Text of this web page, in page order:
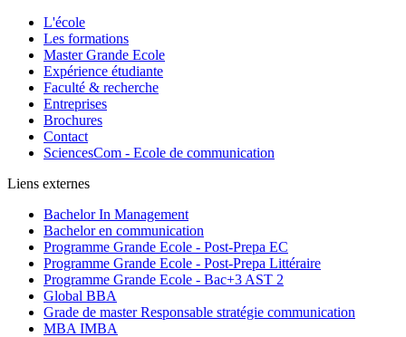
L'école
Les formations
Master Grande Ecole
Expérience étudiante
Faculté & recherche
Entreprises
Brochures
Contact
SciencesCom - Ecole de communication
Liens externes
Bachelor In Management
Bachelor en communication
Programme Grande Ecole - Post-Prepa EC
Programme Grande Ecole - Post-Prepa Littéraire
Programme Grande Ecole - Bac+3 AST 2
Global BBA
Grade de master Responsable stratégie communication
MBA IMBA